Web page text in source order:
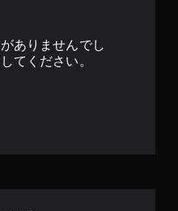
す
ありませんでし
てください。